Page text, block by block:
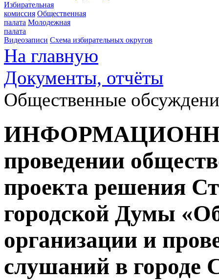
Избирательная
комиссия Общественная
палата Молодежная
палата
Видеозаписи Схема избирательных округов
На главную
Документы, отчёты
Общественные
проведении
проекта решения
городской Думы
организации и
слушаний в городе